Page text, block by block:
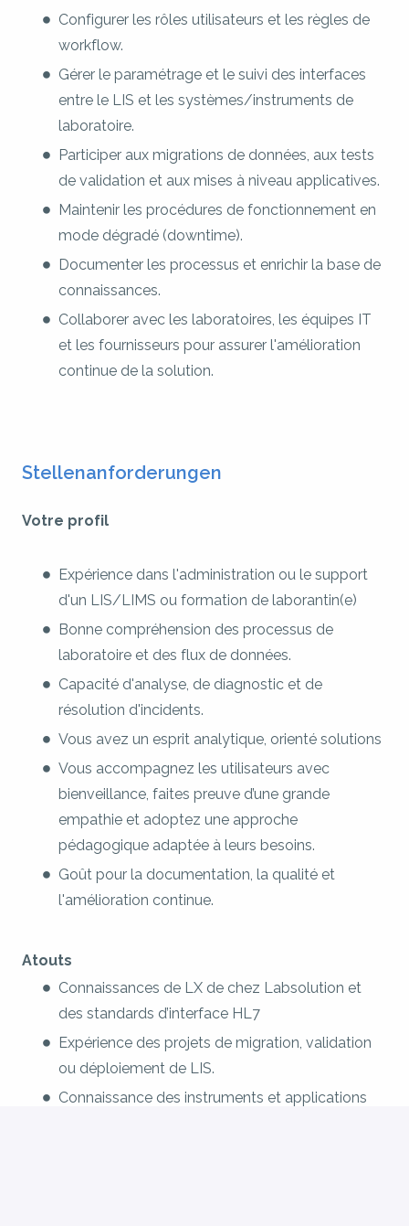
Configurer les rôles utilisateurs et les règles de
workflow.
Gérer le paramétrage et le suivi des interfaces
entre le LIS et les systèmes/instruments de
laboratoire.
Participer aux migrations de données, aux tests
de validation et aux mises à niveau applicatives.
Maintenir les procédures de fonctionnement en
mode dégradé (downtime).
Documenter les processus et enrichir la base de
connaissances.
Collaborer avec les laboratoires, les équipes IT
et les fournisseurs pour assurer l'amélioration
continue de la solution.
Stellenanforderungen
Votre profil
Expérience dans l'administration ou le support
d'un LIS/LIMS ou formation de laborantin(e)
Bonne compréhension des processus de
laboratoire et des flux de données.
Capacité d'analyse, de diagnostic et de
résolution d'incidents.
Vous avez un esprit analytique, orienté solutions
Vous accompagnez les utilisateurs avec
bienveillance, faites preuve d’une grande
empathie et adoptez une approche
pédagogique adaptée à leurs besoins.
Goût pour la documentation, la qualité et
l'amélioration continue.
Atouts
Connaissances de LX de chez Labsolution et
des standards d’interface HL7
Expérience des projets de migration, validation
ou déploiement de LIS.
Connaissance des instruments et applications